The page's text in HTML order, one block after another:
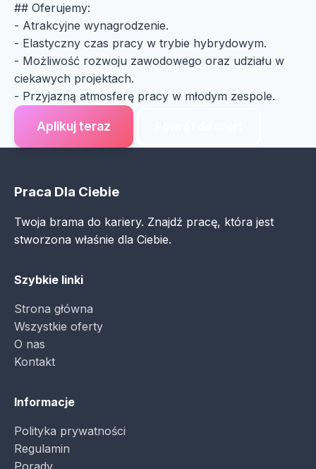
## Oferujemy:
- Atrakcyjne wynagrodzenie.
- Elastyczny czas pracy w trybie hybrydowym.
- Możliwość rozwoju zawodowego oraz udziału w
ciekawych projektach.
- Przyjazną atmosferę pracy w młodym zespole.
Aplikuj teraz
Praca Dla Ciebie
Twoja brama do kariery. Znajdź pracę, która jest
stworzona właśnie dla Ciebie.
Szybkie linki
Strona główna
Wszystkie oferty
O nas
Kontakt
Informacje
Polityka prywatności
Regulamin
Porady